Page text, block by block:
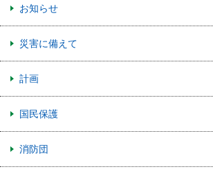
お知らせ
災害に備えて
計画
国民保護
消防団